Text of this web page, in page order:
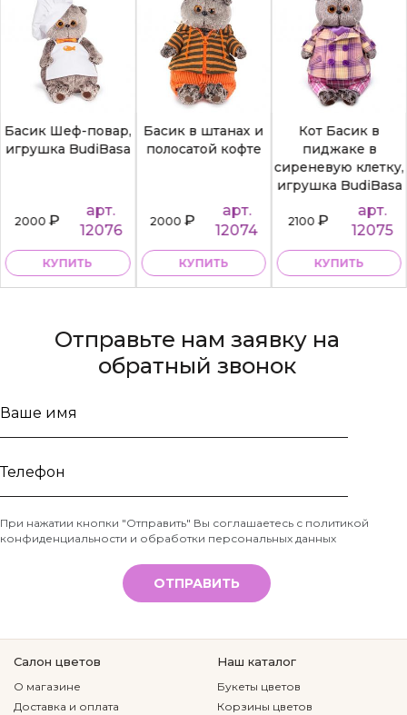
Басик Шеф-повар,
игрушка BudiBasa
2000₽
арт.
12076
КУПИТЬ
Басик в штанах и
полосатой кофте
2000₽
арт.
12074
КУПИТЬ
Кот Басик в
пиджаке в
сиреневую клетку,
игрушка BudiBasa
2100₽
арт.
12075
КУПИТЬ
Отправьте нам заявку на
обратный звонок
Ваше
Телефон
*
При нажатии кнопки "Отправить" Вы соглашаетесь с политикой
конфиденциальности и обработки персональных данных
ОТПРАВИТЬ
Салон цветов
О магазине
Доставка и оплата
Наш каталог
Букеты цветов
Корзины цветов